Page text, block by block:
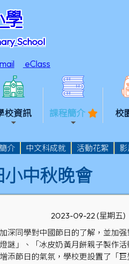
學
School
eClass
校資訊 課程簡介 校
介 中文科成就 活動花絮
小中秋晚會
2023-09-22 (星期五)
深同學對中國節日的了解，並加
燈謎」、「冰皮奶黃月餅親子製作
添節日的氣氛，學校更設置了「